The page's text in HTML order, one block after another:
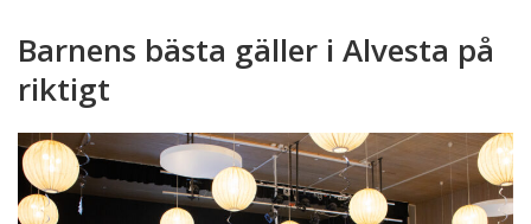
Barnens bästa gäller i Alvesta på
riktigt